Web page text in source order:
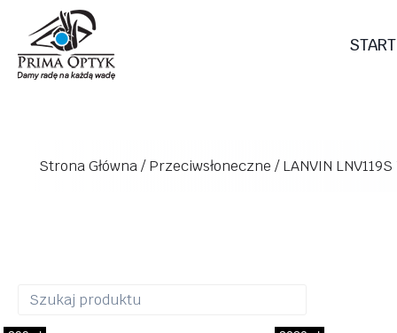
treści
START
Strona Główna/Przeciwsłoneczne /LANVIN LNV119S